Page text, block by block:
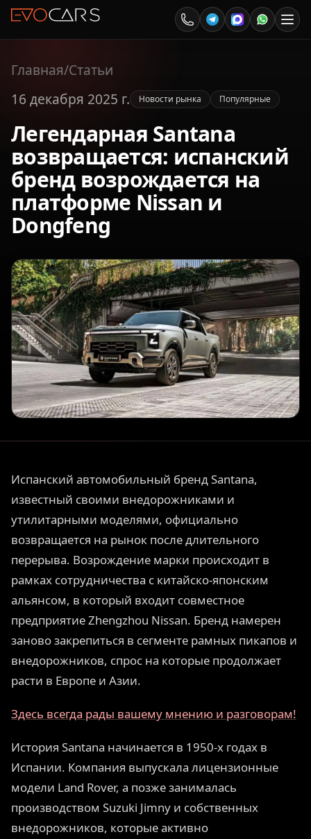
Главная/Статьи
16 декабря 2025 г.
Новости рынка Популярные
Легендарная Santana
возвращается: испанский
бренд возрождается на
платформе Nissan и
Dongfeng
Испанский автомобильный бренд Santana,
известный своими внедорожниками и
утилитарными моделями, официально
возвращается на рынок после длительного
перерыва. Возрождение марки происходит в
рамках сотрудничества с китайско-японским
альянсом, в который входит совместное
предприятие Zhengzhou Nissan. Бренд намерен
заново закрепиться в сегменте рамных пикапов и
внедорожников, спрос на которые продолжает
расти в Европе и Азии.
Здесь всегда рады вашему мнению и разговорам!
История Santana начинается в 1950-х годах в
Испании. Компания выпускала лицензионные
модели Land Rover, а позже занималась
производством Suzuki Jimny и собственных
внедорожников, которые активно